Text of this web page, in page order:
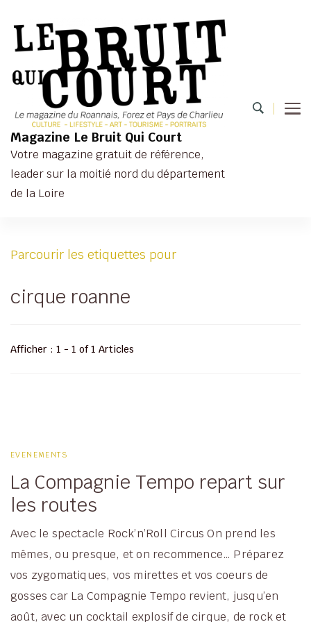
Magazine Le Bruit Qui Court
Votre magazine gratuit de référence,
leader sur la moitié nord du département
de la Loire
Parcourir les etiquettes pour
cirque roanne
Afficher : 1 - 1 of 1 Articles
EVENEMENTS
La Compagnie Tempo repart sur
les routes
Avec le spectacle Rock’n’Roll Circus On prend les
mêmes, ou presque, et on recommence… Préparez
vos zygomatiques, vos mirettes et vos coeurs de
gosses car La Compagnie Tempo revient, jusqu’en
août, avec un cocktail explosif de cirque, de rock et